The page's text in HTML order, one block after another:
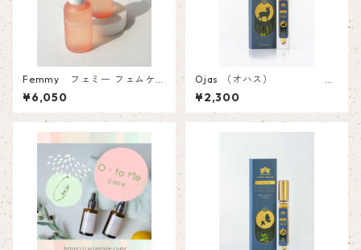
Femmy フェミー フェムケア
ローション
¥6,050
Ojas （オハス）
ルームスプレー 1
0ml
¥2,300